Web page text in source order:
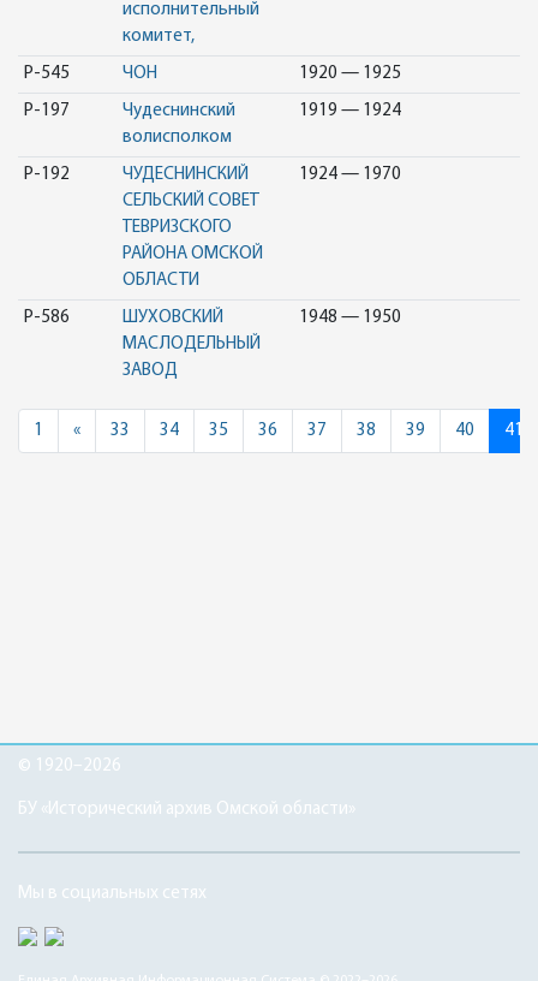
исполнительный
комитет,
Р-545 ЧОН 1920 — 1925
Р-197
Чудеснинский
волисполком
1919 — 1924
Р-192
ЧУДЕСНИНСКИЙ
СЕЛЬСКИЙ СОВЕТ
ТЕВРИЗСКОГО
РАЙОНА ОМСКОЙ
ОБЛАСТИ
1924 — 1970
Р-586
ШУХОВСКИЙ
МАСЛОДЕЛЬНЫЙ
ЗАВОД
1948 — 1950
1 «Previous
33 34 35 36 37 38 39 40 41
© 1920–2026
БУ «Исторический архив Омской области»
Мы в социальных сетях